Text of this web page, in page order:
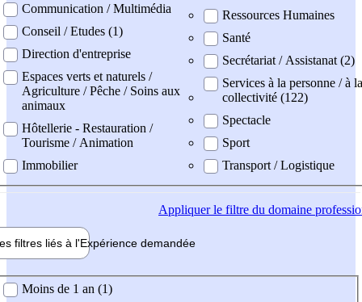
Communication / Multimédia
Conseil / Etudes (1)
Direction d'entreprise
Espaces verts et naturels /
Agriculture / Pêche / Soins aux
animaux
Hôtellerie - Restauration /
Tourisme / Animation
Immobilier
Ressources Humaines
Santé
Secrétariat / Assistanat (2)
Services à la personne / à la
collectivité (122)
Spectacle
Sport
Transport / Logistique
Appliquerle filtre du domaine
filtres liés à l'Expérience demandée
demandée
Moins de 1 an (1)